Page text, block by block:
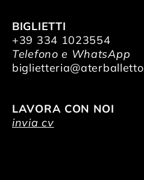
BIGLIETTI
+39 334 1023554
Telefono e WhatsApp
LAVORA CON NOI
invia cv